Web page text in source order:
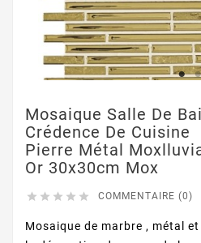
Mosaique Salle De
Crédence De Cuisine
Pierre Métal
Or 30x30cm Mox
     COMMENTAIRE (0)
Mosaique de marbre , métal